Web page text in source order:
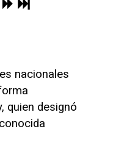
nacionales
quien designó